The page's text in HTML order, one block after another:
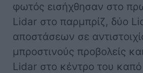
φωτός εισήχθησαν στο
Lidar στο παρμπρίζ, δύο
αποστάσεων σε
μπροστινούς προβολείς
Lidar στο κέντρο του καπό